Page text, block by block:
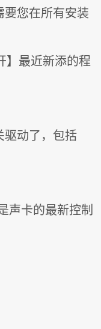
您在所有安装
】最近新添的程
驱动了，包括
声卡的最新控制